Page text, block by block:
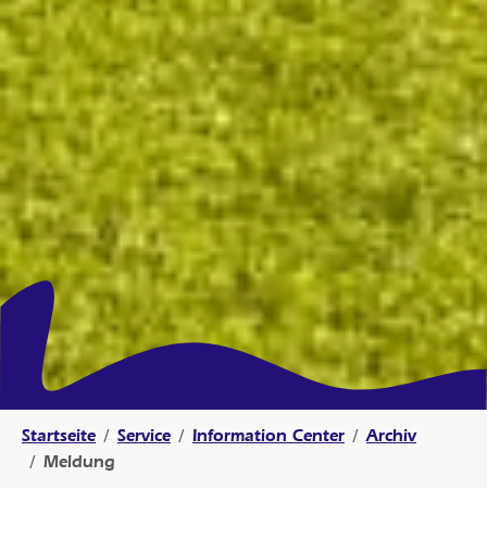
Startseite Service Information Center
Archiv
Meldung